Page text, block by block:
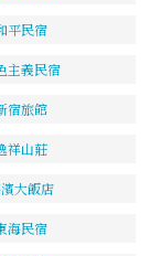
平民宿
主義民宿
宿旅館
祥山莊
大飯店
海民宿